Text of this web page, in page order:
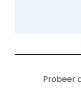
Probeer